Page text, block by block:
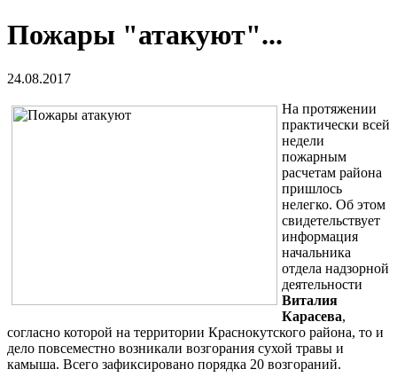
Пожары "атакуют"...
24.08.2017
На протяжении
практически всей
недели
пожарным
расчетам района
пришлось
нелегко. Об этом
свидетельствует
информация
начальника
отдела надзорной
деятельности
Виталия
Карасева,
согласно которой на территории Краснокутского района, то и
дело повсеместно возникали возгорания сухой травы и
камыша. Всего зафиксировано порядка 20 возгораний.